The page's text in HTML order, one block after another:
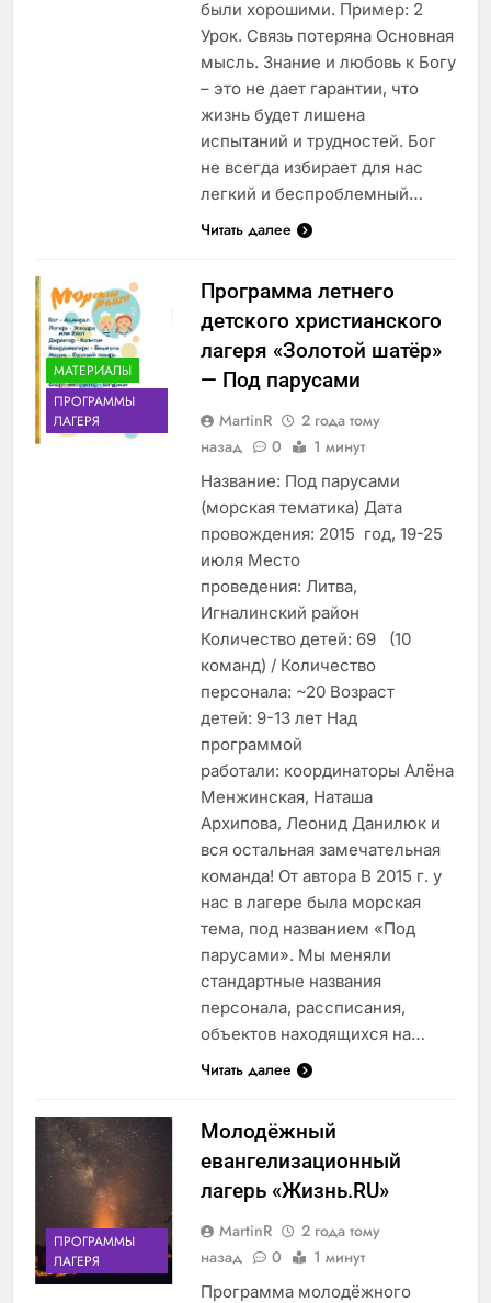
были хорошими. Пример: 2
Урок. Связь потеряна Основная
мысль. Знание и любовь к Богу
– это не дает гарантии, что
жизнь будет лишена
испытаний и трудностей. Бог
не всегда избирает для нас
легкий и беспроблемный…
Читать далее
МАТЕРИАЛЫ
ПРОГРАММЫ
ЛАГЕРЯ
Программа летнего
детского христианского
лагеря «Золотой шатёр»
— Под парусами
MartinR
2 года тому
назад
0 1 минут
Название: Под парусами
(морская тематика) Дата
провождения: 2015 год, 19-25
июля Место
проведения: Литва,
Игналинский район
Количество детей: 69 (10
команд) / Количество
перcонала: ~20 Возраст
детей: 9-13 лет Над
программой
работали: координаторы Алёна
Менжинская, Наташа
Архипова, Леонид Данилюк и
вся остальная замечательная
команда! От автора В 2015 г. у
нас в лагере была морская
тема, под названием «Под
парусами». Мы меняли
стандартные названия
персонала, рассписания,
объектов находящихся на…
Читать далее
ПРОГРАММЫ
ЛАГЕРЯ
Молодёжный
евангелизационный
лагерь «Жизнь.RU»
MartinR
2 года тому
назад
0 1 минут
Программа молодёжного